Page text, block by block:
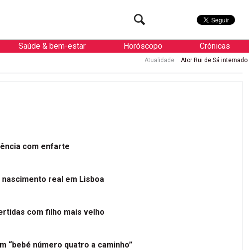
Saúde & bem-estar Horóscopo Crónicas
Ator Rui de Sá internado de urgência com
com enfarte
nascimento real em Lisboa
com filho mais velho
“bebé número quatro a caminho”